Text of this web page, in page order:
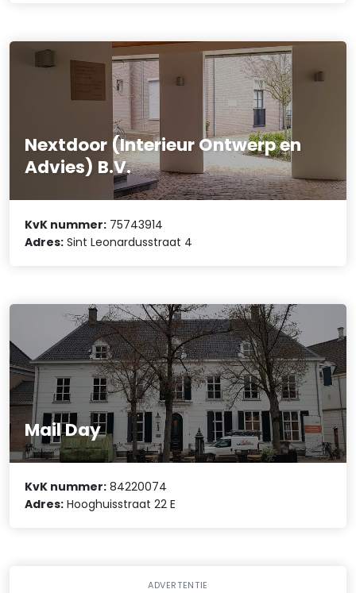
Nextdoor (Interieur Ontwerp en
Advies) B.V.
KvK nummer: 75743914
Adres: Sint Leonardusstraat 4
Mail Day
KvK nummer: 84220074
Adres: Hooghuisstraat 22 E
ADVERTENTIE